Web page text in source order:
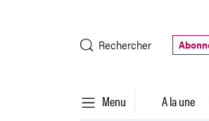
Rechercher
Menu A la une